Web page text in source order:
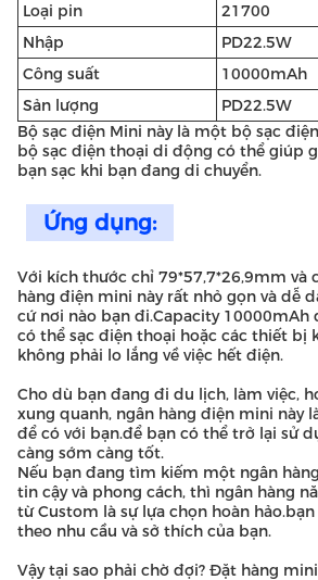
Loại pin
21700
Nhập
PD22.5W
Công suất
10000mAh
Sản lượng
PD22.5W
Bộ sạc điện Mini này là một bộ sạc
bộ sạc điện thoại di động có thể giúp
bạn sạc khi bạn đang di chuyển.
Ứng dụng:
Với kích thước chỉ 79*57,7*26,9mm và
hàng điện mini này rất nhỏ gọn và dễ
cứ nơi nào bạn đi.Capacity 10000mAh
có thể sạc điện thoại hoặc các thiết bị
không phải lo lắng về việc hết điện.
Cho dù bạn đang đi du lịch, làm việc,
xung quanh, ngân hàng điện mini này
để có với bạn.để bạn có thể trở lại sử
càng sớm càng tốt.
Nếu bạn đang tìm kiếm một ngân
tin cậy và phong cách, thì ngân hàng
từ Custom là sự lựa chọn hoàn
theo nhu cầu và sở thích của bạn.
Vậy tại sao phải chờ đợi? Đặt hàng